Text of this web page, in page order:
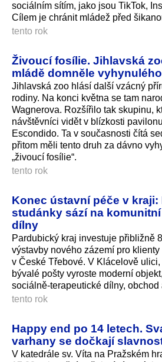
sociálním sítím, jako jsou TikTok,
Cílem je chránit mládež před
tento rok
Živoucí fosílie. Jihlavská
mládě domněle
Jihlavská zoo hlásí další vzácný
rodiny. Na konci května se tam
Wagnerova. Rozšířilo tak skupinu,
návštěvníci vidět v blízkosti
Escondido. Ta v současnosti čítá
přitom měli tento druh za dávno
„živoucí fosílie“.
tento rok
Konec ústavní péče v kraji:
studánky sází na
dílny
Pardubický kraj investuje přibližně
výstavby nového zázemí pro
v České Třebové. V Klácelově
bývalé pošty vyroste moderní
sociálně-terapeutické dílny, obchod
tento rok
Happy end po 14 letech.
varhany se dočkají
V katedrále sv. Víta na Pražském